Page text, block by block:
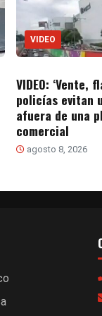
VIDEO
VIDEO: ‘Vente,
policías evitan
afuera de una
comercial
agosto 8, 2026